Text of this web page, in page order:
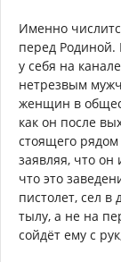
Именно
перед Родиной.
у себя на
нетрезвым
женщин в
как он после
стоящего
заявляя, что он
что это
пистолет, сел
тылу, а не на
сойдёт ему с